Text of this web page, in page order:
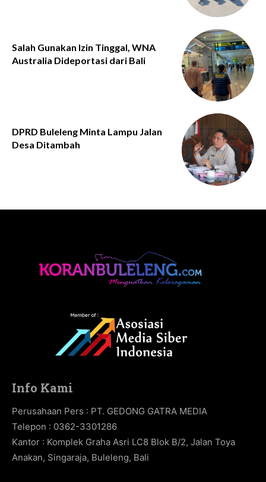
Salah Gunakan Izin Tinggal, WNA
Australia Dideportasi dari Bali
DPRD Buleleng Minta Lampu Jalan
Desa Ditambah
Info Kami
Perusahaan Pers : PT. GEDONG GATRA MEDIA
Telepon : 0362-3301286
Kantor : Komplek Graha Asri LC8 Blok B/2, Jalan Toya
Anakan, Singaraja, Buleleng, Bali